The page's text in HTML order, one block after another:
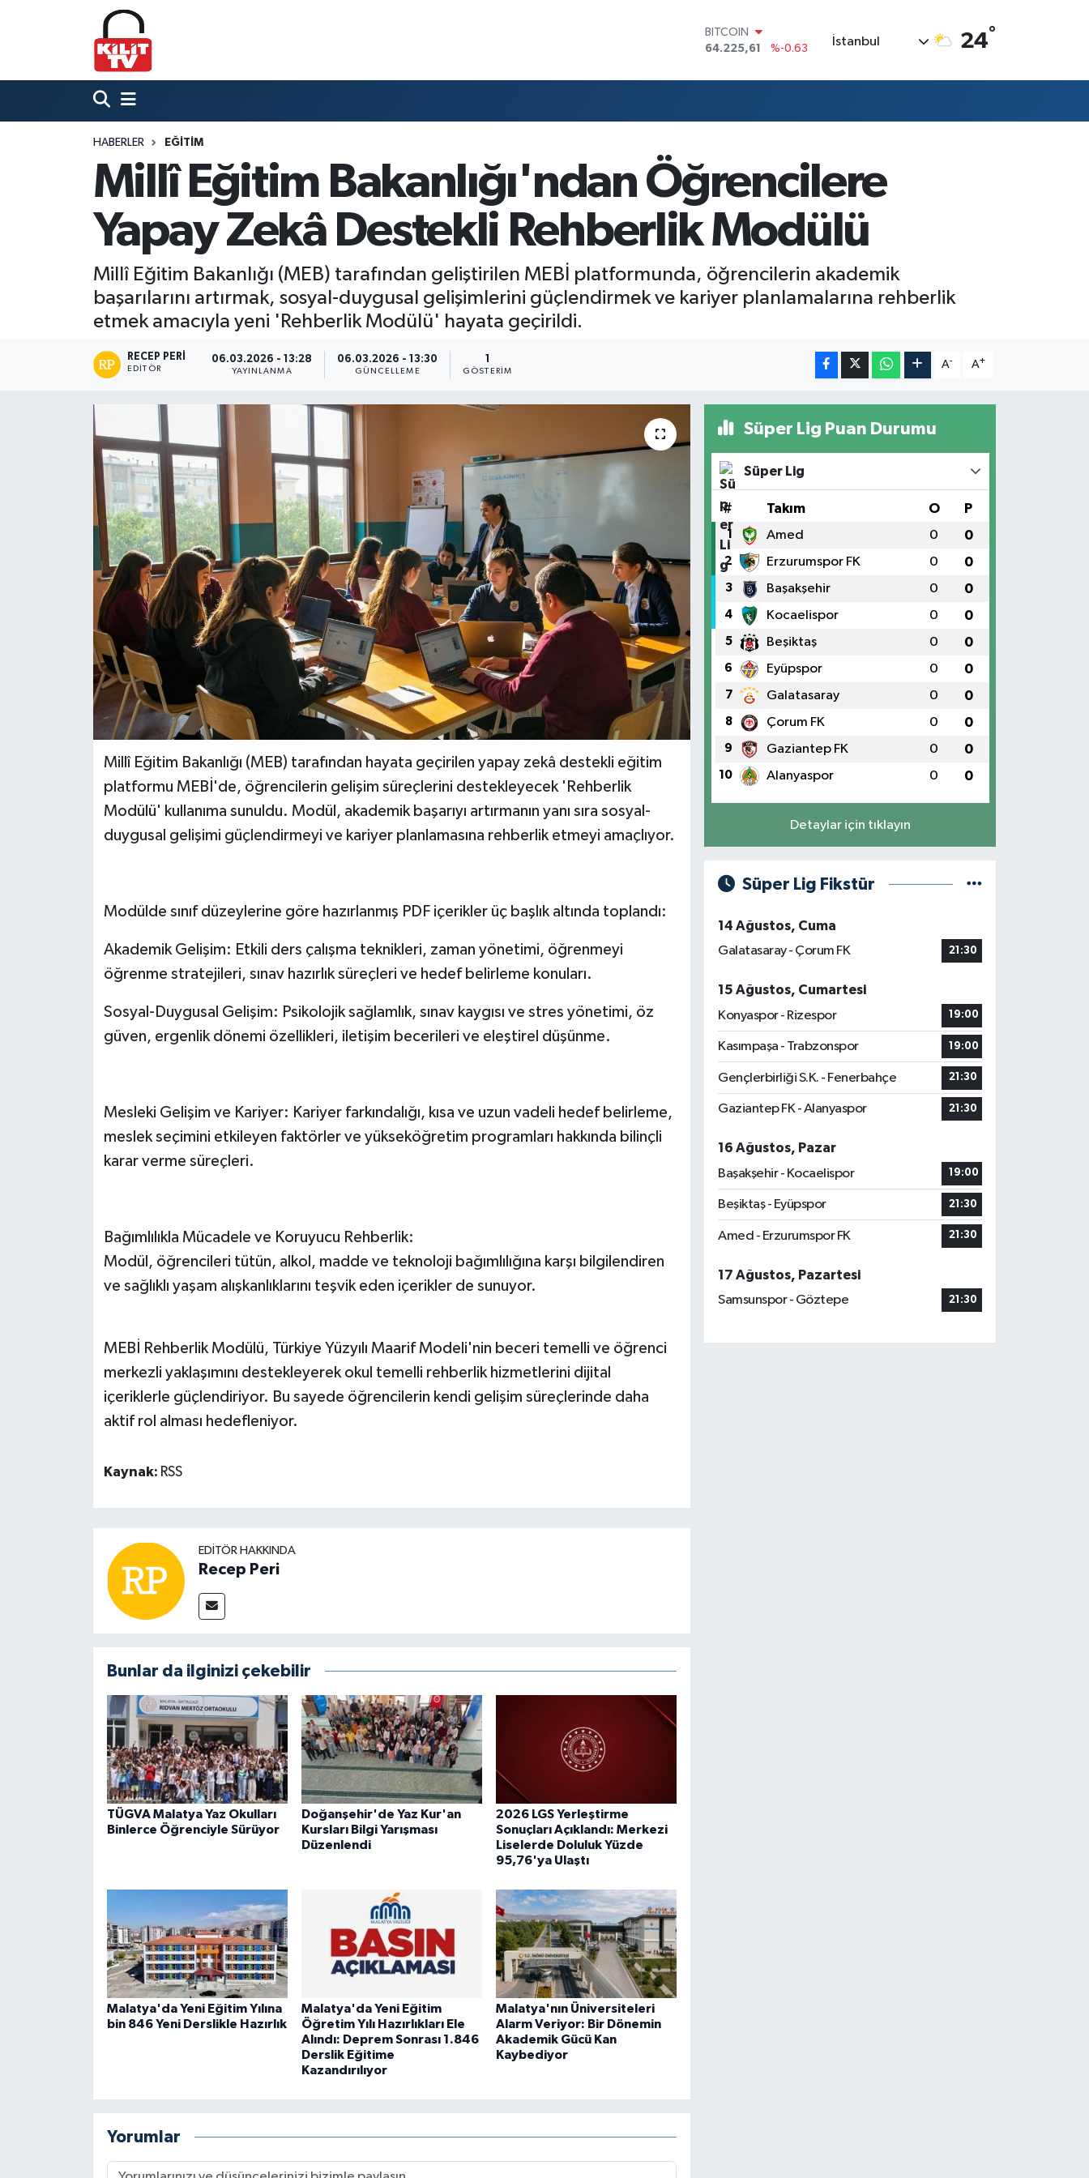
BITCOIN
64.225,61
%-0.63
47,7143
%0.16
6574.81
%1.44
BİST100
13.799
İstanbul 24°
HABERLER EĞITIM
Millî Eğitim Bakanlığı'ndan Öğrencilere
Yapay Zekâ Destekli Rehberlik Modülü
Millî Eğitim Bakanlığı (MEB) tarafından geliştirilen MEBİ platformunda, öğrencilerin akademik
başarılarını artırmak, sosyal-duygusal gelişimlerini güçlendirmek ve kariyer planlamalarına rehberlik
etmek amacıyla yeni 'Rehberlik Modülü' hayata geçirildi.
RECEP PERI
EDITÖR
06.03.2026 - 13:28
YAYINLANMA
06.03.2026 - 13:30
GÜNCELLEME
1
GÖSTERIM
A- A+
Millî Eğitim Bakanlığı (MEB) tarafından hayata geçirilen yapay zekâ destekli eğitim
platformu MEBİ'de, öğrencilerin gelişim süreçlerini destekleyecek 'Rehberlik
Modülü' kullanıma sunuldu. Modül, akademik başarıyı artırmanın yanı sıra sosyal-
duygusal gelişimi güçlendirmeyi ve kariyer planlamasına rehberlik etmeyi amaçlıyor.
Modülde sınıf düzeylerine göre hazırlanmış PDF içerikler üç başlık altında toplandı:
Akademik Gelişim: Etkili ders çalışma teknikleri, zaman yönetimi, öğrenmeyi
öğrenme stratejileri, sınav hazırlık süreçleri ve hedef belirleme konuları.
Sosyal-Duygusal Gelişim: Psikolojik sağlamlık, sınav kaygısı ve stres yönetimi, öz
güven, ergenlik dönemi özellikleri, iletişim becerileri ve eleştirel düşünme.
Mesleki Gelişim ve Kariyer: Kariyer farkındalığı, kısa ve uzun vadeli hedef belirleme,
meslek seçimini etkileyen faktörler ve yükseköğretim programları hakkında bilinçli
karar verme süreçleri.
Bağımlılıkla Mücadele ve Koruyucu Rehberlik:
Modül, öğrencileri tütün, alkol, madde ve teknoloji bağımlılığına karşı bilgilendiren
ve sağlıklı yaşam alışkanlıklarını teşvik eden içerikler de sunuyor.
MEBİ Rehberlik Modülü, Türkiye Yüzyılı Maarif Modeli'nin beceri temelli ve öğrenci
merkezli yaklaşımını destekleyerek okul temelli rehberlik hizmetlerini dijital
içeriklerle güçlendiriyor. Bu sayede öğrencilerin kendi gelişim süreçlerinde daha
aktif rol alması hedefleniyor.
Kaynak: RSS
EDITÖR HAKKINDA
Recep Peri
Bunlar da ilginizi çekebilir
TÜGVA Malatya Yaz Okulları
Binlerce Öğrenciyle Sürüyor
Doğanşehir'de Yaz Kur'an
Kursları Bilgi Yarışması
Düzenlendi
2026 LGS Yerleştirme
Sonuçları Açıklandı: Merkezi
Liselerde Doluluk Yüzde
95,76'ya Ulaştı
Malatya'da Yeni Eğitim Yılına
bin 846 Yeni Derslikle Hazırlık
Malatya'da Yeni Eğitim
Öğretim Yılı Hazırlıkları Ele
Alındı: Deprem Sonrası 1.846
Derslik Eğitime
Kazandırılıyor
Malatya'nın Üniversiteleri
Alarm Veriyor: Bir Dönemin
Akademik Gücü Kan
Kaybediyor
Yorumlar
Süper Lig Puan Durumu
Süper Lig
# Takım O P
1 Amed 0 0
2 Erzurumspor FK 0 0
3 Başakşehir 0 0
4 Kocaelispor 0 0
5 Beşiktaş 0 0
6 Eyüpspor 0 0
7 Galatasaray 0 0
8 Çorum FK 0 0
9 Gaziantep FK 0 0
10 Alanyaspor 0 0
Detaylar için tıklayın
Süper Lig Fikstür
14 Ağustos, Cuma
Galatasaray - Çorum FK
21:30
15 Ağustos, Cumartesi
Konyaspor - Rizespor
19:00
Kasımpaşa - Trabzonspor 19:00
Gençlerbirliği S.K. - Fenerbahçe 21:30
Gaziantep FK - Alanyaspor 21:30
16 Ağustos, Pazar
Başakşehir - Kocaelispor
19:00
Beşiktaş - Eyüpspor 21:30
Amed - Erzurumspor FK 21:30
17 Ağustos, Pazartesi
Samsunspor - Göztepe
21:30
Hava Durumu
Trafik Durumu
Süper Lig Puan Durumu ve Fikstür
Tüm Manşetler
Son Dakika Haberleri
Haber Arşivi